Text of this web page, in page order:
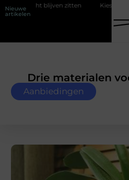
Nieuwe
artikelen
Kies de perfecte tussenjas voor
Drie materialen
Aanbiedingen